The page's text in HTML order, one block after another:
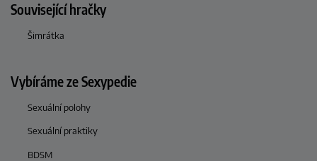
Související hračky
Šimrátka
Vybíráme ze Sexypedie
Sexuální polohy
Sexuální praktiky
BDSM